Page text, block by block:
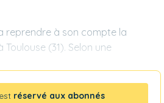
reprendre à son compte la
(31). Selon une
réservé aux abonnés